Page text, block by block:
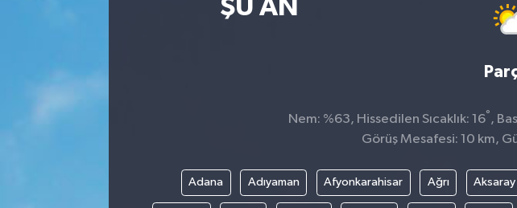
ŞU AN
Nem: %63, Hissedilen Sıcaklık: 16° ,
Görüş Mesafesi: 10 km,
Adana Adıyaman Afyonkarahisar Ağrı Aksaray